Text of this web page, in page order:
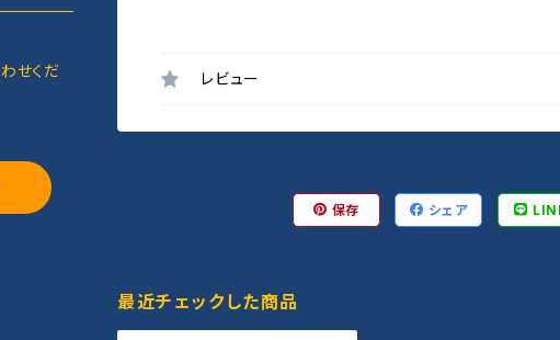
レビュー
保存 シェア
最近チェックした商品
せくだ